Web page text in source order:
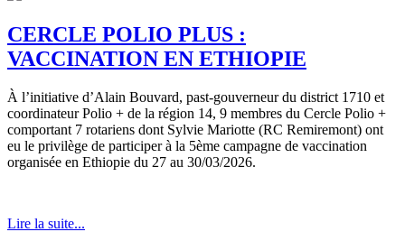
CERCLE POLIO PLUS :
VACCINATION EN ETHIOPIE
À l’initiative d’Alain Bouvard, past-gouverneur du district 1710 et
coordinateur Polio + de la région 14, 9 membres du Cercle Polio +
comportant 7 rotariens dont Sylvie Mariotte (RC Remiremont) ont
eu le privilège de participer à la 5ème campagne de vaccination
organisée en Ethiopie du 27 au 30/03/2026.
Lire la suite...